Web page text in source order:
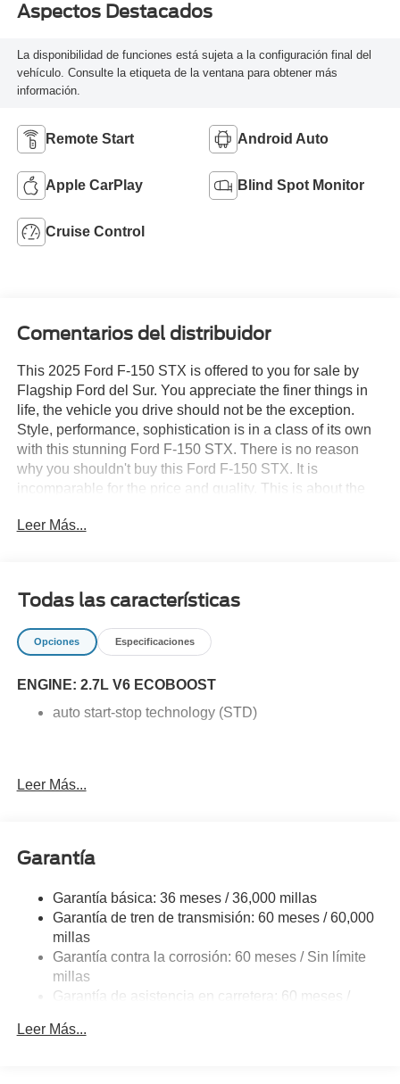
Aspectos Destacados
La disponibilidad de funciones está sujeta a la configuración final del
vehículo. Consulte la etiqueta de la ventana para obtener más
información.
Remote Start Android Auto
Apple CarPlay Blind Spot Monitor
Cruise Control
Comentarios del distribuidor
This 2025 Ford F-150 STX is offered to you for sale by
Flagship Ford del Sur. You appreciate the finer things in
life, the vehicle you drive should not be the exception.
Style, performance, sophistication is in a class of its own
with this stunning Ford F-150 STX. There is no reason
why you shouldn't buy this Ford F-150 STX. It is
incomparable for the price and quality. This is about the
us be the one's to tell you, it is absolutely true. Beautiful
Leer Más...
Todas las características
Opciones Especificaciones
ENGINE: 2.7L V6 ECOBOOST
auto start-stop technology (STD)
Leer Más...
Garantía
Garantía básica: 36 meses / 36,000 millas
Garantía de tren de transmisión: 60 meses / 60,000
millas
Garantía contra la corrosión: 60 meses / Sin límite
millas
Garantía de asistencia en carretera: 60 meses /
Leer Más...